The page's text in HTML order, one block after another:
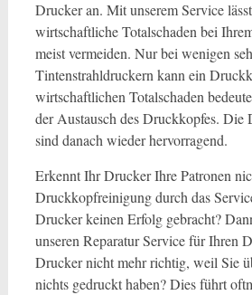
Drucker an. Mit unserem Service
wirtschaftliche Totalschaden bei
meist vermeiden. Nur bei wenigen
Tintenstrahldruckern kann ein
wirtschaftlichen Totalschaden
der Austausch des Druckkopfes. Die
sind danach wieder hervorragend.
Erkennt Ihr Drucker Ihre Patronen
Druckkopfreinigung durch das
Drucker keinen Erfolg gebracht?
unseren Reparatur Service für Ihren
Drucker nicht mehr richtig, weil Sie
nichts gedruckt haben? Dies führt